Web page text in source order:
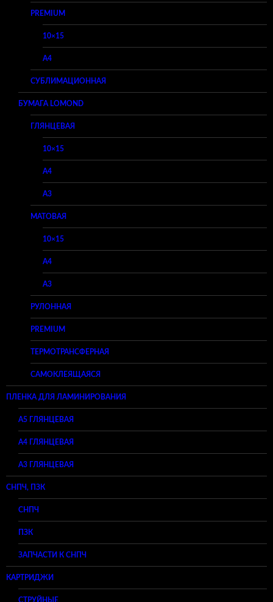
PREMIUM
10×15
A4
СУБЛИМАЦИОННАЯ
БУМАГА LOMOND
ГЛЯНЦЕВАЯ
10×15
A4
A3
МАТОВАЯ
10×15
A4
A3
РУЛОННАЯ
PREMIUM
ТЕРМОТРАНСФЕРНАЯ
САМОКЛЕЯЩАЯСЯ
ПЛЕНКА ДЛЯ ЛАМИНИРОВАНИЯ
A5 ГЛЯНЦЕВАЯ
А4 ГЛЯНЦЕВАЯ
A3 ГЛЯНЦЕВАЯ
СНПЧ, ПЗК
СНПЧ
ПЗК
ЗАПЧАСТИ К СНПЧ
КАРТРИДЖИ
СТРУЙНЫЕ